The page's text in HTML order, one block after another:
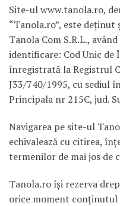
Site-ul www.tanola.ro,
“Tanola.ro”, este deţinut
Tanola Com S.R.L.,
identificare: Cod Unic de
înregistrată la Registrul
J33/740/1995, cu sediul
Principala nr 215C, jud.
Navigarea pe site-ul
echivalează cu citirea,
termenilor de mai jos de
Tanola.ro îşi rezerva
orice moment conţinutul